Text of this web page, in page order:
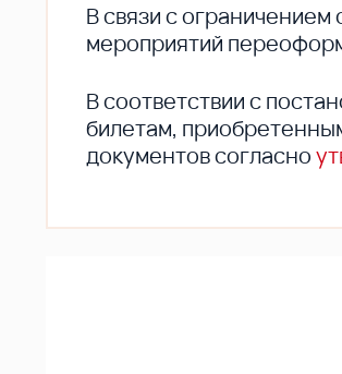
В cвязи с
мероприятий
В соответствии с
билетам,
документов согласно